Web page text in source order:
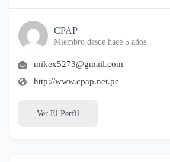
CPAP
Miembro desde hace 5 años
mikex5273@gmail.com
http://www.cpap.net.pe
Ver El Perfil